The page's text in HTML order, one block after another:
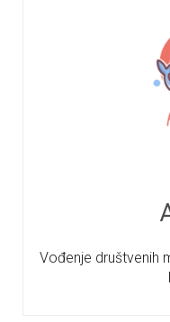
Vođenje društvenih